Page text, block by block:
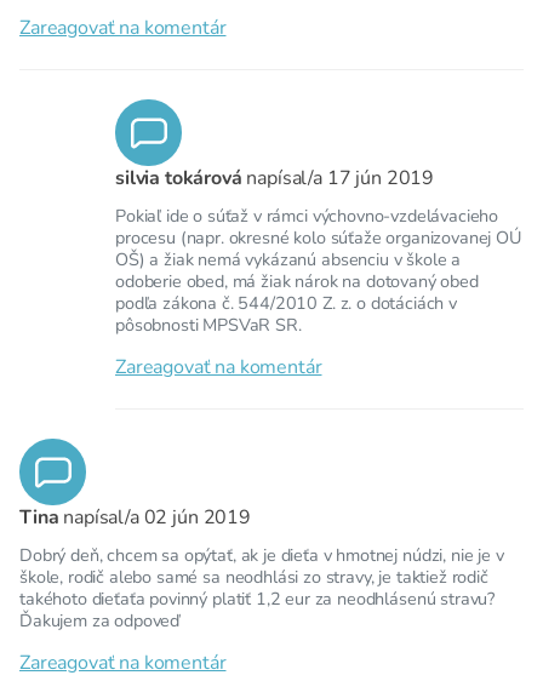
Zareagovať na komentár
silvia tokárová napísal/a 17 jún 2019
Pokiaľ ide o súťaž v rámci výchovno-vzdelávacieho
procesu (napr. okresné kolo súťaže organizovanej OÚ
OŠ) a žiak nemá vykázanú absenciu v škole a
odoberie obed, má žiak nárok na dotovaný obed
podľa zákona č. 544/2010 Z. z. o dotáciách v
pôsobnosti MPSVaR SR.
Zareagovať na komentár
Tina napísal/a02 jún 2019
Dobrý deň, chcem sa opýtať, ak je dieťa v hmotnej núdzi, nie je v
škole, rodič alebo samé sa neodhlási zo stravy, je taktiež rodič
takéhoto dieťaťa povinný platiť 1,2 eur za neodhlásenú stravu?
Ďakujem za odpoveď
Zareagovať na komentár